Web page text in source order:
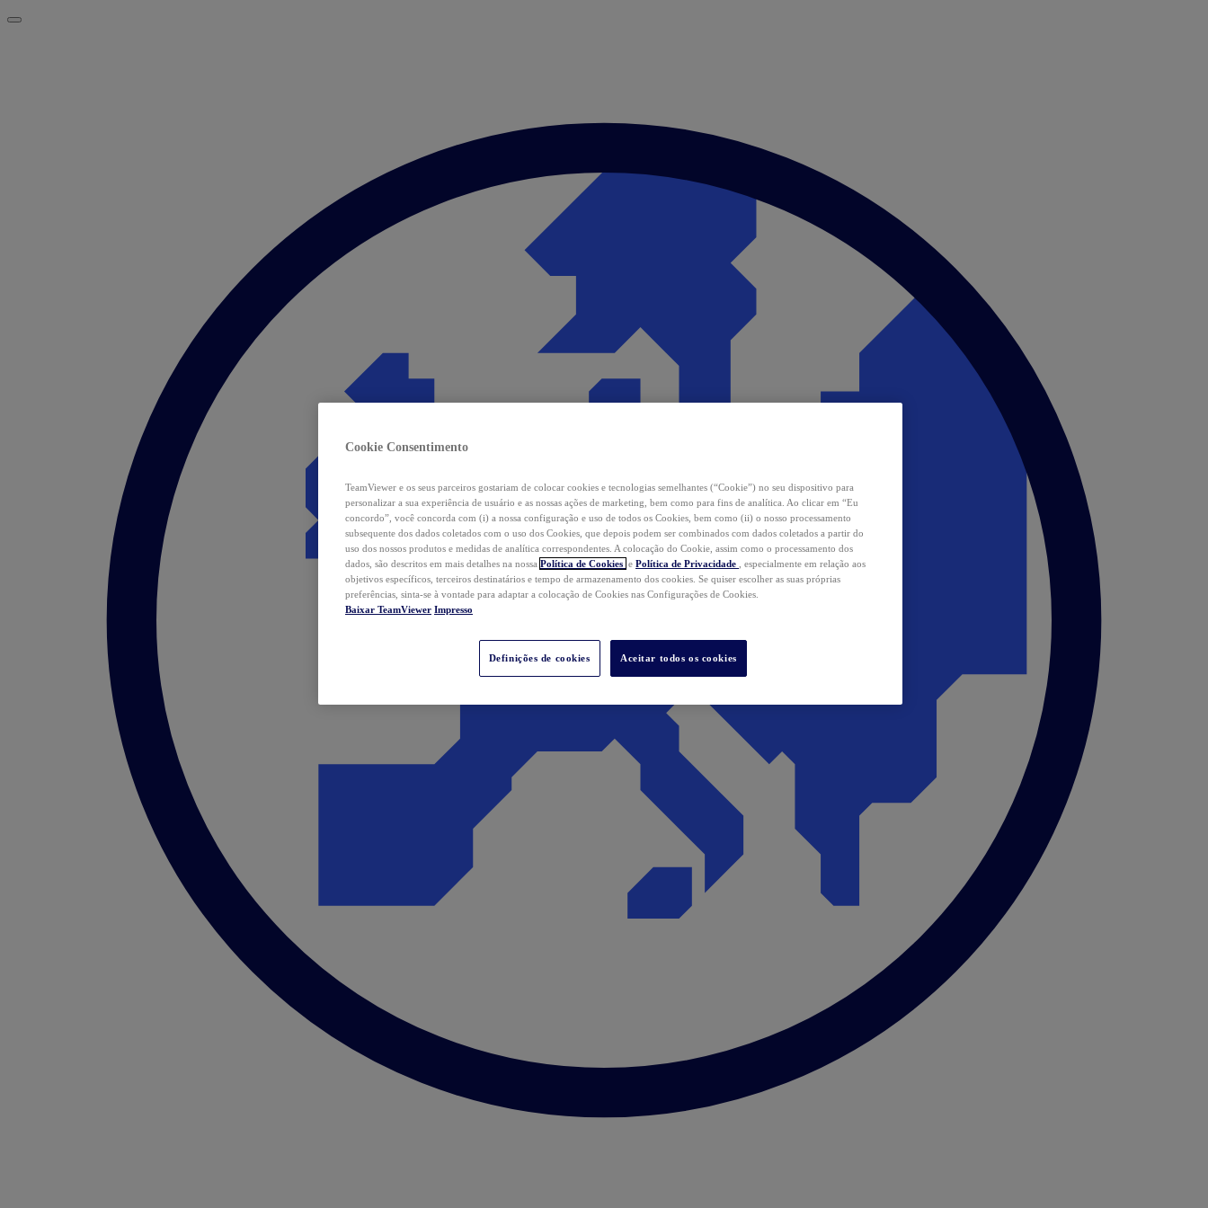
Cookie Consentimento
TeamViewer e os seus parceiros gostariam de colocar cookies e tecnologias semelhantes (“Cookie”) no seu dispositivo para
personalizar a sua experiência de usuário e as nossas ações de marketing, bem como para fins de analítica. Ao clicar em “Eu
concordo”, você concorda com (i) a nossa configuração e uso de todos os Cookies, bem como (ii) o nosso processamento
subsequente dos dados coletados com o uso dos Cookies, que depois podem ser combinados com dados coletados a partir do
uso dos nossos produtos e medidas de analítica correspondentes. A colocação do Cookie, assim como o processamento dos
dados, são descritos em mais detalhes na nossa Política de Cookies e Política de Privacidade
, especialmente em relação aos
objetivos específicos, terceiros destinatários e tempo de armazenamento dos cookies. Se quiser escolher as suas próprias
preferências, sinta-se à vontade para adaptar a colocação de Cookies nas Configurações de Cookies.
Baixar TeamViewer Impresso
Definições de cookies Aceitar todos os cookies